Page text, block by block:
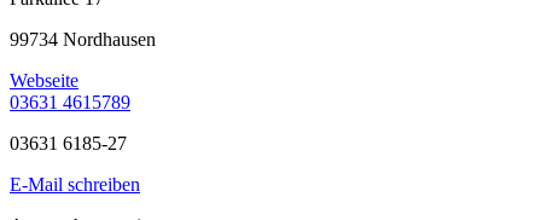
99734 Nordhausen
Webseite
03631 4615789
03631 6185-27
E-Mail schreiben